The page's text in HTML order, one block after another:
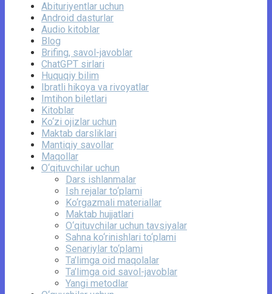
Abituriyentlar uchun
Android dasturlar
Audio kitoblar
Blog
Brifing, savol-javoblar
ChatGPT sirlari
Huquqiy bilim
Ibratli hikoya va rivoyatlar
Imtihon biletlari
Kitoblar
Ko‘zi ojizlar uchun
Maktab darsliklari
Mantiqiy savollar
Maqollar
O‘qituvchilar uchun
Dars ishlanmalar
Ish rejalar to‘plami
Ko‘rgazmali materiallar
Maktab hujjatlari
O‘qituvchilar uchun tavsiyalar
Sahna ko‘rinishlari to‘plami
Senariylar to‘plami
Ta’limga oid maqolalar
Ta’limga oid savol-javoblar
Yangi metodlar